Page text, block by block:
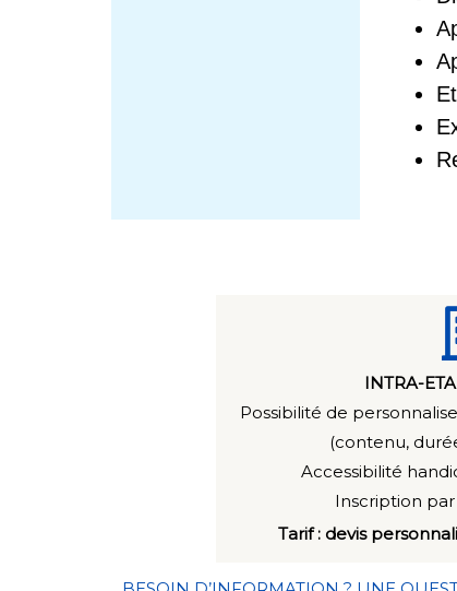
INTRA-
Possibilité de
(contenu,
Accessibilité
Inscription
Tarif : devis